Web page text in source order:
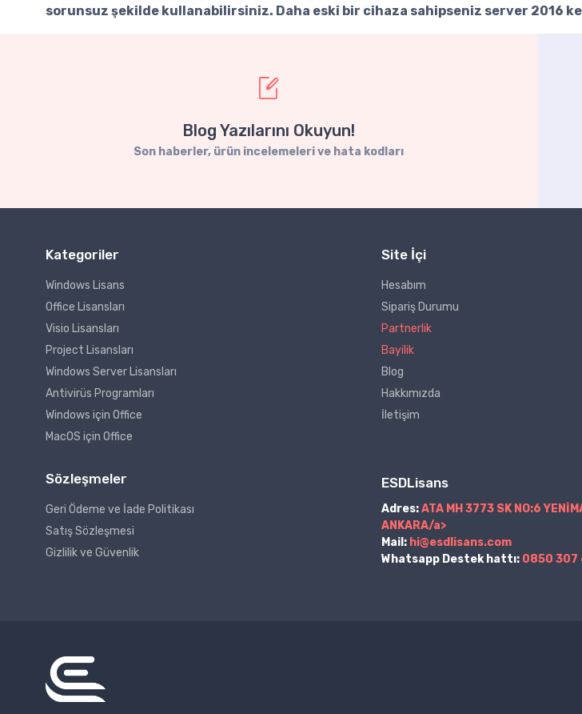
sorunsuz şekilde kullanabilirsiniz. Daha eski bir cihaza sahipseniz server 2016
Blog Yazılarını Okuyun!
Son haberler, ürün incelemeleri ve hata kodları
Kategoriler
Windows Lisans
Office Lisansları
Visio Lisansları
Project Lisansları
Windows Server Lisansları
Antivirüs Programları
Windows için Office
MacOS için Office
Sözleşmeler
Geri Ödeme ve İade Politikası
Satış Sözleşmesi
Gizlilik ve Güvenlik
Site İçi
Hesabım
Sipariş Durumu
Partnerlik
Bayilik
Blog
Hakkımızda
İletişim
ESDLisans
Adres:ATA MH 3773 SK NO:6
ANKARA/a>
Mail: hi@esdlisans.com
Whatsapp Destek hattı: 0850 307